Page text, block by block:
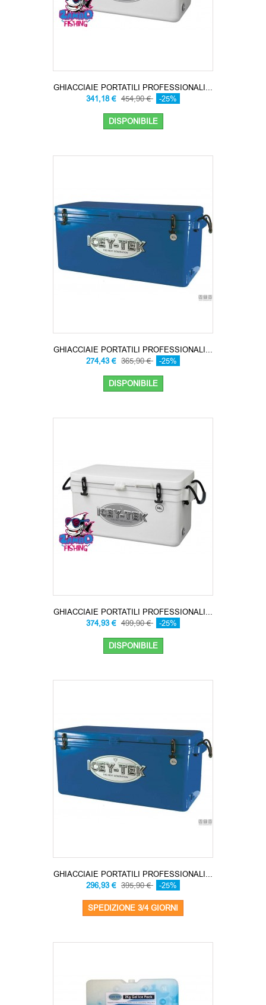
GHIACCIAIE PORTATILI PROFESSIONALI...
341,18 € 454,90 € -25%
DISPONIBILE
GHIACCIAIE PORTATILI PROFESSIONALI...
274,43 € 365,90 € -25%
DISPONIBILE
GHIACCIAIE PORTATILI PROFESSIONALI...
374,93 € 499,90 € -25%
DISPONIBILE
GHIACCIAIE PORTATILI PROFESSIONALI...
296,93 € 395,90 € -25%
SPEDIZIONE 3/4 GIORNI